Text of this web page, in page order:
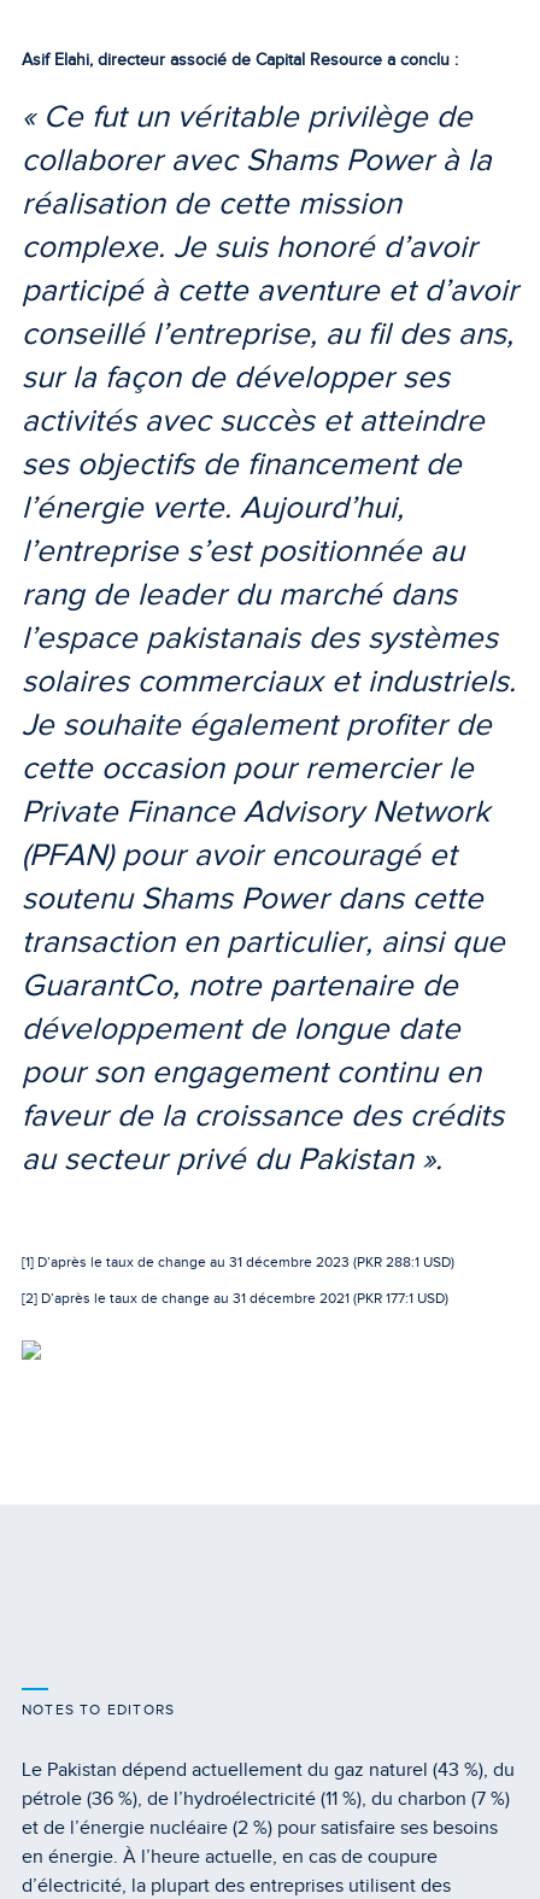
Asif Elahi, directeur associé de Capital Resource a conclu :
« Ce fut un véritable privilège de
collaborer avec Shams Power à la
réalisation de cette mission
complexe. Je suis honoré d’avoir
participé à cette aventure et d’avoir
conseillé l’entreprise, au fil des ans,
sur la façon de développer ses
activités avec succès et atteindre
ses objectifs de financement de
l’énergie verte. Aujourd’hui,
l’entreprise s’est positionnée au
rang de leader du marché dans
l’espace pakistanais des systèmes
solaires commerciaux et industriels.
Je souhaite également profiter de
cette occasion pour remercier le
Private Finance Advisory Network
(PFAN) pour avoir encouragé et
soutenu Shams Power dans cette
transaction en particulier, ainsi que
GuarantCo, notre partenaire de
développement de longue date
pour son engagement continu en
faveur de la croissance des crédits
au secteur privé du Pakistan ».
[1] D’après le taux de change au 31 décembre 2023 (PKR 288:1 USD)
[2] D’après le taux de change au 31 décembre 2021 (PKR 177:1 USD)
NOTES TO EDITORS
Le Pakistan dépend actuellement du gaz naturel (43 %), du
pétrole (36 %), de l’hydroélectricité (11 %), du charbon (7 %)
et de l’énergie nucléaire (2 %) pour satisfaire ses besoins
en énergie. À l’heure actuelle, en cas de coupure
d’électricité, la plupart des entreprises utilisent des